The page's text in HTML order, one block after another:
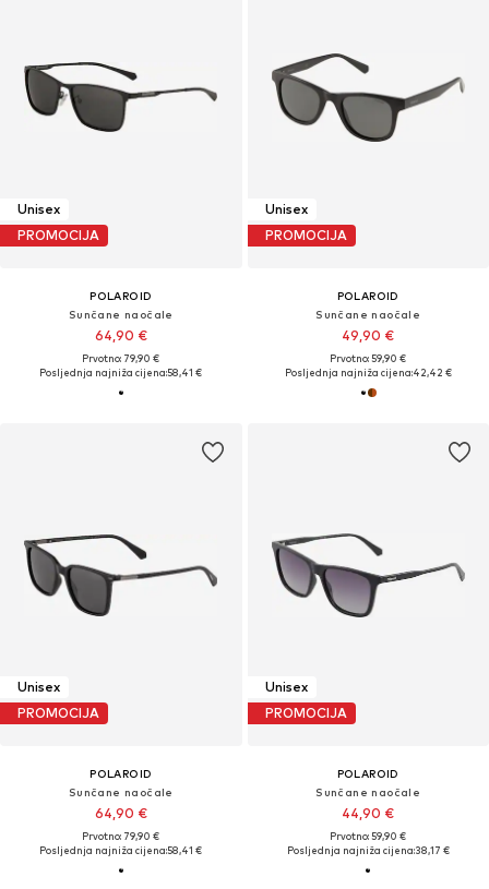
Unisex
PROMOCIJA
POLAROID
Sunčane naočale
64,90 €
Prvotno: 79,90 €
Posljednja najniža cijena:58,41 €
Unisex
PROMOCIJA
POLAROID
Sunčane naočale
49,90 €
Prvotno: 59,90 €
Posljednja najniža cijena:42,42 €
Unisex
PROMOCIJA
POLAROID
Sunčane naočale
64,90 €
Prvotno: 79,90 €
Posljednja najniža cijena:58,41 €
Unisex
PROMOCIJA
POLAROID
Sunčane naočale
44,90 €
Prvotno: 59,90 €
Posljednja najniža cijena:38,17 €